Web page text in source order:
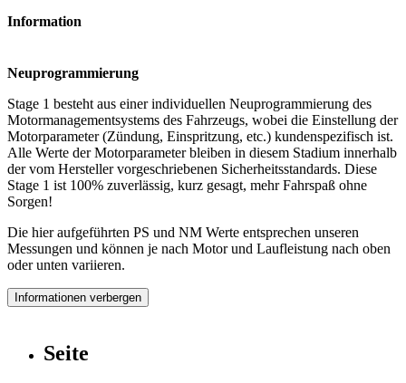
Information
Neuprogrammierung
Stage 1 besteht aus einer individuellen Neuprogrammierung des
Motormanagementsystems des Fahrzeugs, wobei die Einstellung der
Motorparameter (Zündung, Einspritzung, etc.) kundenspezifisch ist.
Alle Werte der Motorparameter bleiben in diesem Stadium innerhalb
der vom Hersteller vorgeschriebenen Sicherheitsstandards. Diese
Stage 1 ist 100% zuverlässig, kurz gesagt, mehr Fahrspaß ohne
Sorgen!
Die hier aufgeführten PS und NM Werte entsprechen unseren
Messungen und können je nach Motor und Laufleistung nach oben
oder unten variieren.
Informationen verbergen
Seite